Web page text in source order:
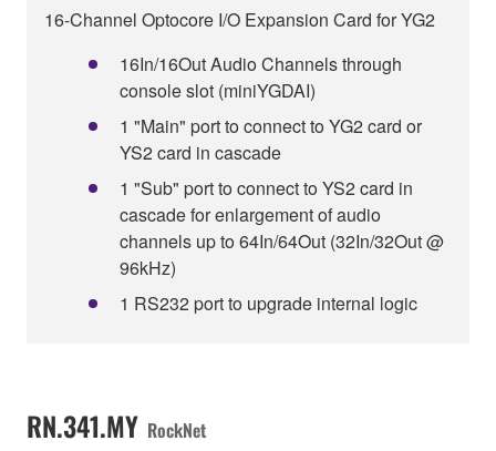
16-Channel Optocore I/O Expansion Card for YG2
16In/16Out Audio Channels through
console slot (miniYGDAI)
1 "Main" port to connect to YG2 card or
YS2 card in cascade
1 "Sub" port to connect to YS2 card in
cascade for enlargement of audio
channels up to 64In/64Out (32In/32Out @
96kHz)
1 RS232 port to upgrade internal logic
RN.341.MY RockNet